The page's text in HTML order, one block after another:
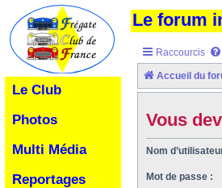
Le Club
Photos
Multi Média
Reportages
Le forum
Raccourcis
Accueil du
Vous
Nom
Mot de passe :